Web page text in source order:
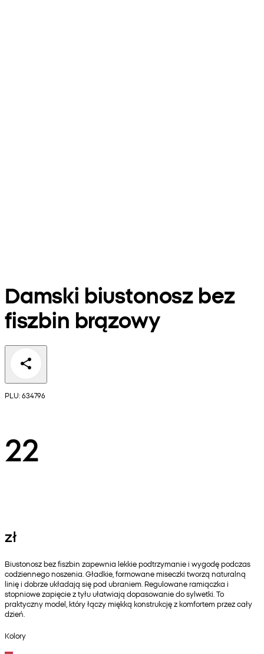
Damski biustonosz bez
fiszbin brązowy
PLU: 634796
22
zł
Biustonosz bez fiszbin zapewnia lekkie podtrzymanie i wygodę podczas
codziennego noszenia. Gładkie, formowane miseczki tworzą naturalną
linię i dobrze układają się pod ubraniem. Regulowane ramiączka i
stopniowe zapięcie z tyłu ułatwiają dopasowanie do sylwetki. To
praktyczny model, który łączy miękką konstrukcję z komfortem przez cały
dzień.
Kolory